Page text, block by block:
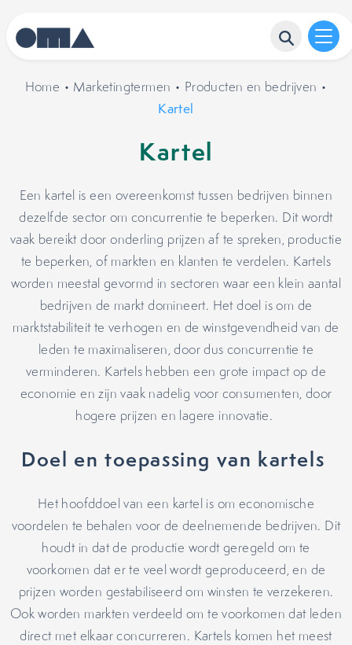
Home • Marketingtermen • Producten en bedrijven •
Kartel
Kartel
Een kartel is een overeenkomst tussen bedrijven binnen
dezelfde sector om concurrentie te beperken. Dit wordt
vaak bereikt door onderling prijzen af te spreken, productie
te beperken, of markten en klanten te verdelen. Kartels
worden meestal gevormd in sectoren waar een klein aantal
bedrijven de markt domineert. Het doel is om de
marktstabiliteit te verhogen en de winstgevendheid van de
leden te maximaliseren, door dus concurrentie te
verminderen. Kartels hebben een grote impact op de
economie en zijn vaak nadelig voor consumenten, door
hogere prijzen en lagere innovatie.
Doel en toepassing van kartels
Het hoofddoel van een kartel is om economische
voordelen te behalen voor de deelnemende bedrijven. Dit
houdt in dat de productie wordt geregeld om te
voorkomen dat er te veel wordt geproduceerd, en de
prijzen worden gestabiliseerd om winsten te verzekeren.
Ook worden markten verdeeld om te voorkomen dat leden
direct met elkaar concurreren. Kartels komen het meest